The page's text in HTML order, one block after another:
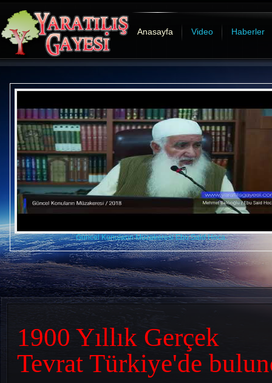
Anasayfa Video Haberler
Güncel Konuların Müzakeresi Ebu Said Hoca.
1900 Yıllık Gerçek
Tevrat Türkiye'de